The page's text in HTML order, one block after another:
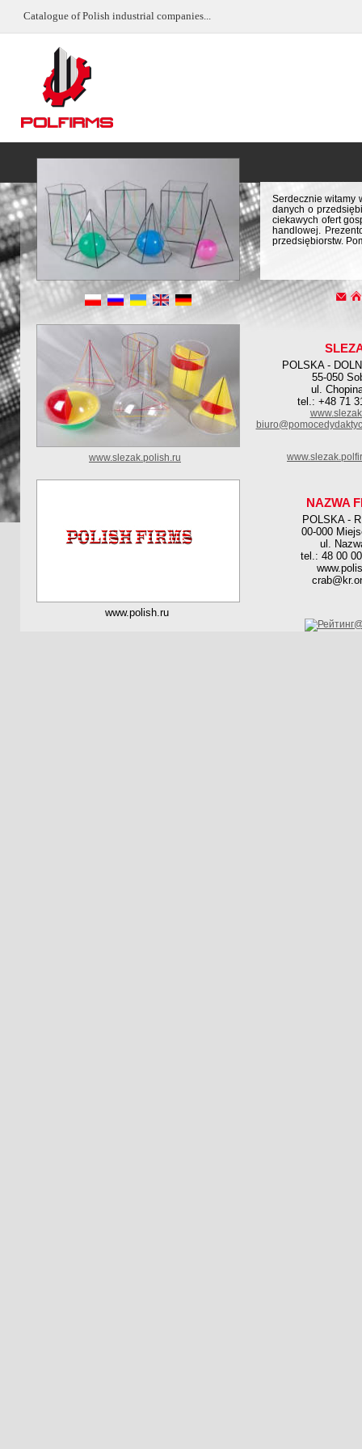
Catalogue of Polish industrial companies...
Serdecznie witamy
danych o
ciekawych ofert
handlowej.
przedsiębiorstw.
POLSKA -
55-050
ul.
tel.: +48 71
www.slezak.polish.ru
NAZWA
POLSKA -
00-000
ul.
tel.: 48 00
www.polish.ru